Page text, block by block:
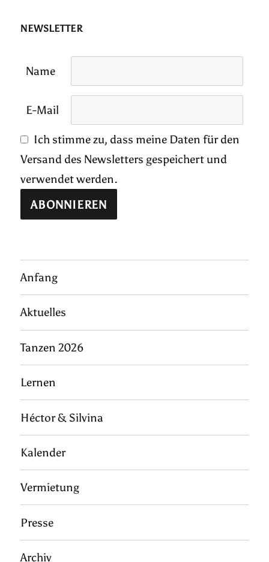
NEWSLETTER
Name
E-Mail
Ich stimme zu, dass meine Daten für den
Versand des Newsletters gespeichert und
verwendet werden.
Anfang
Aktuelles
Tanzen 2026
Lernen
Héctor & Silvina
Kalender
Vermietung
Presse
Archiv